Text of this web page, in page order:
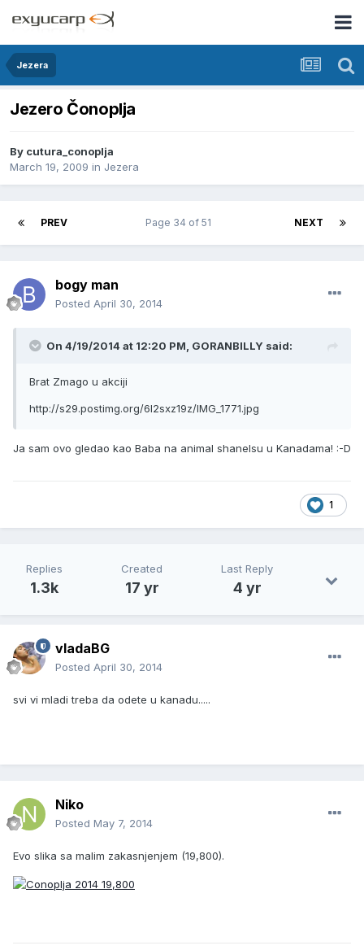
Jezera
Jezero Čonoplja
By cutura_conoplja
March 19, 2009 in Jezera
PREV NEXT
Page 34 of 51
bogy man
Posted April 30, 2014
On 4/19/2014 at 12:20 PM, GORANBILLY said:
Brat Zmago u akciji
http://s29.postimg.org/6l2sxz19z/IMG_1771.jpg
Ja sam ovo gledao kao Baba na animal shanelsu u Kanadama! :-D
1
Replies
1.3k
Created
17 yr
Last Reply
4 yr
vladaBG
Posted April 30, 2014
svi vi mladi treba da odete u kanadu.....
Niko
Posted May 7, 2014
Evo slika sa malim zakasnjenjem (19,800).